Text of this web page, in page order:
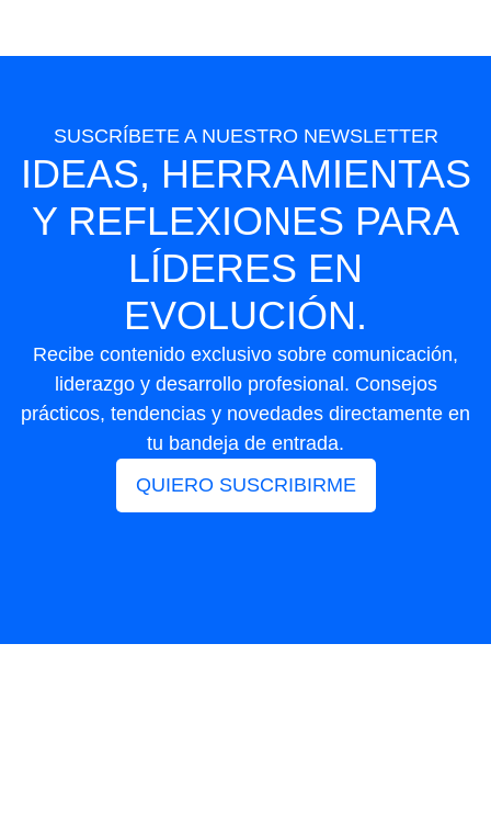
SUSCRÍBETE A NUESTRO NEWSLETTER
IDEAS, HERRAMIENTAS
Y REFLEXIONES PARA
LÍDERES EN
EVOLUCIÓN.
Recibe contenido exclusivo sobre comunicación,
liderazgo y desarrollo profesional. Consejos
prácticos, tendencias y novedades directamente en
tu bandeja de entrada.
QUIERO SUSCRIBIRME